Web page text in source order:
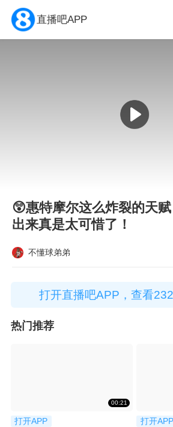
直播吧APP
😲惠特摩尔这么炸裂的天
出来真是太可惜了！
不懂球弟弟
打开直播吧APP，查看
热门推荐
00:21
打开APP 打开APP